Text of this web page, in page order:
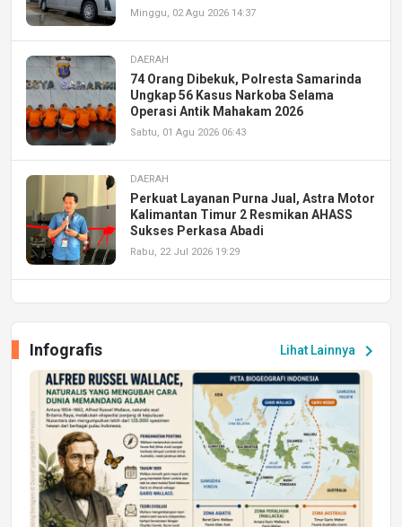
Minggu, 02 Agu 2026 14:37
DAERAH
74 Orang Dibekuk, Polresta Samarinda
Ungkap 56 Kasus Narkoba Selama
Operasi Antik Mahakam 2026
Sabtu, 01 Agu 2026 06:43
DAERAH
Perkuat Layanan Purna Jual, Astra Motor
Kalimantan Timur 2 Resmikan AHASS
Sukses Perkasa Abadi
Rabu, 22 Jul 2026 19:29
Peluang Kerja dan Magang
Jumat, 17 Jul 2026 22:30
DAERAH
Astra Motor Kalimantan Timur 2 Dukung
Mahasiswa Samarinda dalam Astra
Honda SDGs Future Leaders 2026
Jumat, 10 Jul 2026 19:01
Lihat Lainnya chevron_right
Infografis